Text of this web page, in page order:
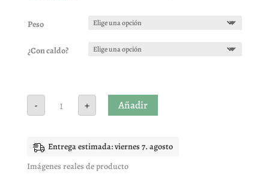
5 en base
a
s de
clientes
Peso
¿Con caldo?
-
Aceitunas
Negras
cantidad
+ Añadir
Entrega estimada: viernes 7. agosto
Imágenes reales de producto